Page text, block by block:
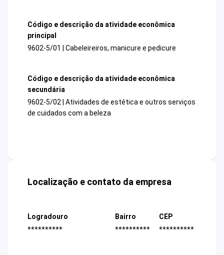
Código e descrição da atividade econômica
principal
9602-5/01 | Cabeleireiros, manicure e pedicure
Código e descrição da atividade econômica
secundária
9602-5/02 | Atividades de estética e outros serviços
de cuidados com a beleza
Localização e contato da empresa
Logradouro
**********
Bairro
**********
CEP
**********